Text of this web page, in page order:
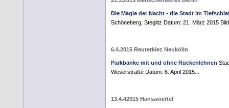
Die Magie der Nacht - die Stadt im
Schöneberg, Steglitz Datum: 21. März 2015
6.4.2015 Reuterkiez Neukölln
Parkbänke mit und ohne Rückenlehnen
Weserstraße Datum: 6. April 2015...
13.4.42015 Hansaviertel